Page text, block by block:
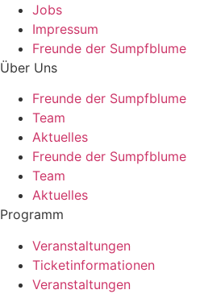
Jobs
Impressum
Freunde der Sumpfblume
Über Uns
Freunde der Sumpfblume
Team
Aktuelles
Freunde der Sumpfblume
Team
Aktuelles
Programm
Veranstaltungen
Ticketinformationen
Veranstaltungen